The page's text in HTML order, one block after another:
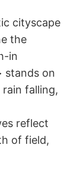
cityscape
the
in
stands on
falling,
reflect
of field,